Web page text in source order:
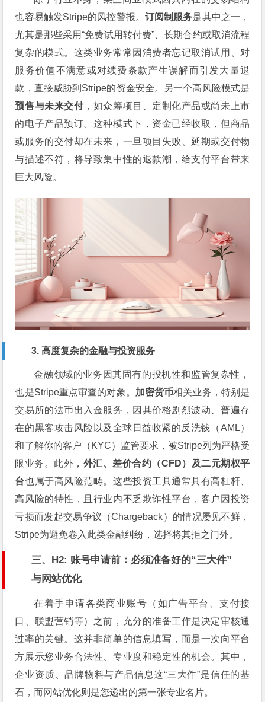
也容易触发Stripe的风控警报。 订阅制服务是其中之一，
尤其是那些采用“免费试用转付费”、长期合约或取消流程
复杂的模式。这类业务常常因消费者忘记取消试用、对
服务价值不满意或对续费条款产生误解而引发大量退
款，直接威胁到Stripe的资金安全。另一个高风险模式是
预售与未来交付，如众筹项目、定制化产品或尚未上市
的电子产品预订。这种模式下，资金已经收取，但商品
或服务的交付却在未来，一旦项目失败、延期或交付物
与描述不符，将导致集中性的退款潮，给支付平台带来
巨大风险。
3. 高度复杂的金融与投资服务
金融领域的业务因其固有的投机性和监管复杂性，
也是Stripe重点审查的对象。 加密货币相关业务，特别是
交易所的法币出入金服务，因其价格剧烈波动、普遍存
在的黑客攻击风险以及全球日益收紧的反洗钱（AML）
和了解你的客户（KYC）监管要求，被Stripe列为严格受
限业务。此外， 外汇、差价合约（CFD）及二元期权平
台也属于高风险范畴。这些投资工具通常具有高杠杆、
高风险的特性，且行业内不乏欺诈性平台，客户因投资
亏损而发起交易争议（Chargeback）的情况屡见不鲜，
Stripe为避免卷入此类金融纠纷，选择将其拒之门外。
三、H2: 账号申请前：必须准备好的“三大件”
与网站优化
在着手申请各类商业账号（如广告平台、支付接
口、联盟营销等）之前，充分的准备工作是决定审核通
过率的关键。这并非简单的信息填写，而是一次向平台
方展示您业务合法性、专业度和稳定性的机会。其中，
企业资质、品牌物料与产品信息这“三大件”是信任的基
石，而网站优化则是您递出的第一张专业名片。